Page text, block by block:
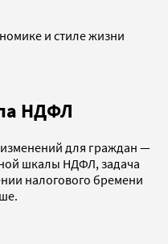
и стиле жизни
НДФЛ
для граждан —
шкалы НДФЛ, задача
налогового бремени